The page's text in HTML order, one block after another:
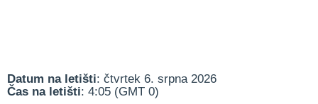
Datum na letišti: čtvrtek 6. srpna 2026
Čas na letišti: 4:05 (GMT 0)